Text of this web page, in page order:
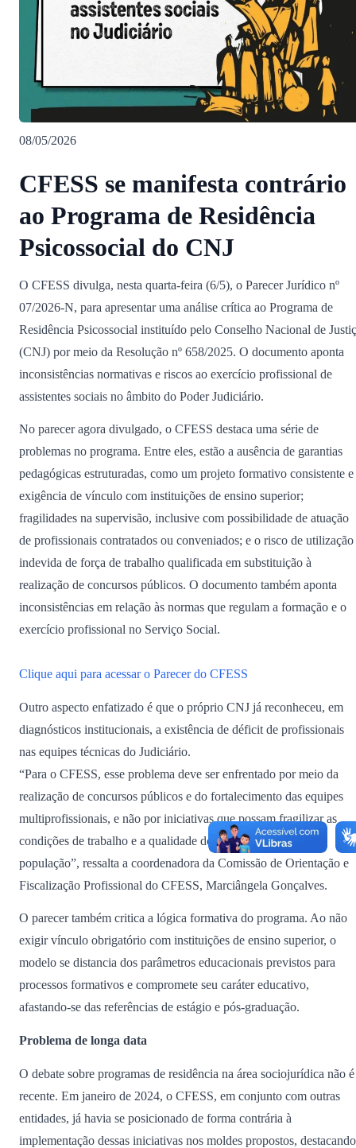
08/05/2026
CFESS se manifesta contrário
ao Programa de Residência
Psicossocial do CNJ
O CFESS divulga, nesta quarta-feira (6/5), o Parecer Jurídico nº
07/2026-N, para apresentar uma análise crítica ao Programa de
Residência Psicossocial instituído pelo Conselho Nacional de
(CNJ) por meio da Resolução nº 658/2025. O documento aponta
inconsistências normativas e riscos ao exercício profissional de
assistentes sociais no âmbito do Poder Judiciário.
No parecer agora divulgado, o CFESS destaca uma série de
problemas no programa. Entre eles, estão a ausência de garantias
pedagógicas estruturadas, como um projeto formativo consistente e
exigência de vínculo com instituições de ensino superior;
fragilidades na supervisão, inclusive com possibilidade de atuação
de profissionais contratados ou conveniados; e o risco de utilização
indevida de força de trabalho qualificada em substituição à
realização de concursos públicos. O documento também aponta
inconsistências em relação às normas que regulam a formação e o
exercício profissional no Serviço Social.
Clique aqui para acessar o Parecer do CFESS
Outro aspecto enfatizado é que o próprio CNJ já reconheceu, em
diagnósticos institucionais, a existência de déficit de profissionais
nas equipes técnicas do Judiciário.
“Para o CFESS, esse problema deve ser enfrentado por meio da
realização de concursos públicos e do fortalecimento das equipes
multiprofissionais, e não por iniciativas que possam fragilizar as
condições de trabalho e a qualidade dos serviços prestados à
população”, ressalta a coordenadora da Comissão de Orientação e
Fiscalização Profissional do CFESS, Marciângela Gonçalves.
O parecer também critica a lógica formativa do programa. Ao não
exigir vínculo obrigatório com instituições de ensino superior, o
modelo se distancia dos parâmetros educacionais previstos para
processos formativos e compromete seu caráter educativo,
afastando-se das referências de estágio e pós-graduação.
Problema de longa data
O debate sobre programas de residência na área sociojurídica não é
recente. Em janeiro de 2024, o CFESS, em conjunto com outras
entidades, já havia se posicionado de forma contrária à
implementação dessas iniciativas nos moldes propostos, destacando